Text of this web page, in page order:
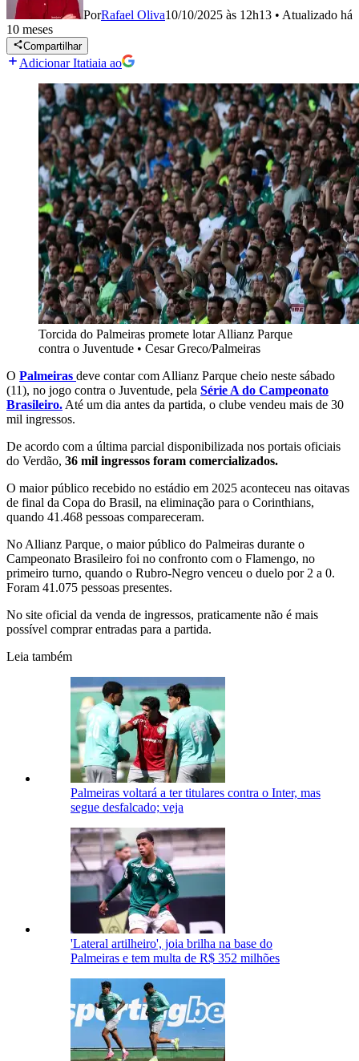
PorRafael Oliva10/10/2025 às 12h13 • Atualizado há
10 meses
Compartilhar
Adicionar Itatiaia ao
Torcida do Palmeiras promete lotar Allianz Parque
contra o Juventude • Cesar Greco/Palmeiras
O Palmeiras deve contar com Allianz Parque cheio neste sábado
(11), no jogo contra o Juventude, pela Série A do Campeonato
Brasileiro. Até um dia antes da partida, o clube vendeu mais de 30
mil ingressos.
De acordo com a última parcial disponibilizada nos portais oficiais
do Verdão, 36 mil ingressos foram comercializados.
O maior público recebido no estádio em 2025 aconteceu nas oitavas
de final da Copa do Brasil, na eliminação para o Corinthians,
quando 41.468 pessoas compareceram.
No Allianz Parque, o maior público do Palmeiras durante o
Campeonato Brasileiro foi no confronto com o Flamengo, no
primeiro turno, quando o Rubro-Negro venceu o duelo por 2 a 0.
Foram 41.075 pessoas presentes.
No site oficial da venda de ingressos, praticamente não é mais
possível comprar entradas para a partida.
Leia também
Palmeiras voltará a ter titulares contra o Inter, mas
segue desfalcado; veja
'Lateral artilheiro', joia brilha na base do
Palmeiras e tem multa de R$ 352 milhões